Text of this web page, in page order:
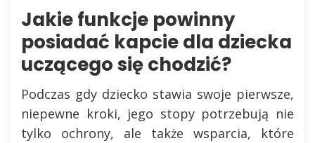
Jakie funkcje powinny
posiadać kapcie dla dziecka
uczącego się chodzić?
Podczas gdy dziecko stawia swoje pierwsze,
niepewne kroki, jego stopy potrzebują nie
tylko ochrony, ale także wsparcia, które